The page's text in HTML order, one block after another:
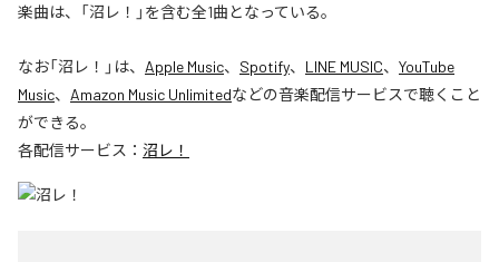
楽曲は、「沼レ！」を含む全1曲となっている。
なお「沼レ！ 」は、 Apple Music、 Spotify、 LINE MUSIC、 YouTube
Music、 Amazon Music Unlimitedなどの音楽配信サービスで聴くこと
ができる。
各配信サービス： 沼レ！